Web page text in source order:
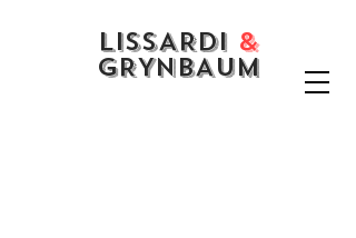
LISSARDI &
GRYNBAUM